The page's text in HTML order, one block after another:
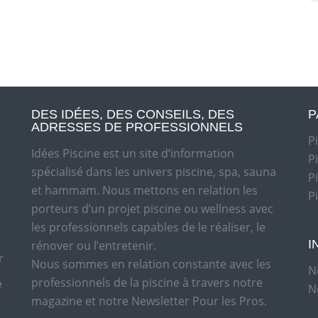
DES IDÉES, DES CONSEILS, DES
ADRESSES DE PROFESSIONNELS
Idées Piscine est un site d’information
spécialisé dans les univers piscine, spa, sauna
et hammam. Nous mettons en relation les
porteurs d’un projet piscine ou wellness avec
les professionnels capables de le réaliser, le
rénover ou l’entretenir.
Nous sommes en relation constante avec les
professionnels de la piscine à travers notre
magazine et notre Newsletter Pour les Pros.